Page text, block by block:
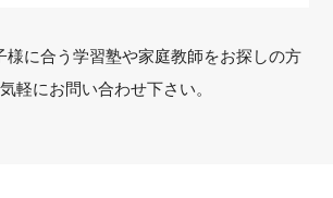
様に合う学習塾や家庭教師をお探しの方
軽にお問い合わせ下さい。